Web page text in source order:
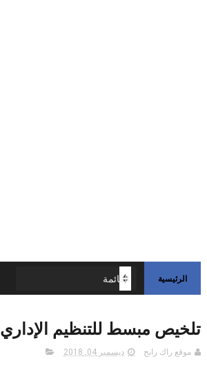
الرئيسية
تلخيص مبسط للتنظيم الإداري
موقع راك رابح ديسمبر 04, 2018